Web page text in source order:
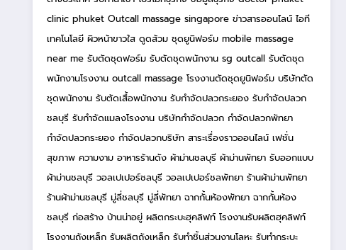
clinic phuket Outcall massage singapore ข่าวสารออนไลน์ ไอที
เทคโนโลยี ผิวหน้าขาวใส ดูดส้วม ชุดยูนิฟอร์ม mobile massage
near me รับตัดชุดฟอร์ม รับตัดชุดพนักงาน sg outcall รับตัดชุด
พนักงานโรงงาน outcall massage โรงงานตัดชุดยูนิฟอร์ม บริษัทตัด
ชุดพนักงาน รับตัดเสื้อพนักงาน รับกำจัดปลวกระยอง รับกำจัดปลวก
ชลบุรี รับกำจัดแมลงโรงงาน บริษัทกำจัดปลวก กำจัดปลวกพัทยา
กำจัดปลวกระยอง กำจัดปลวกบริษัท สาระเรื่องราวออนไลน์ เฟชั่น
สุขภาพ ความงาม อาหารร้านดัง ผ้าม่านชลบุรี ผ้าม่านพัทยา รับออกแบบ
ผ้าม่านชลบุรี วอลเปเปอร์ชลบุรี วอลเปเปอร์ชลพัทยา ร้านผ้าม่านพัทยา
ร้านผ้าม่านชลบุรี มู่ลี่ชลบุรี มู่ลี่พัทยา ฉากกั้นห้องพัทยา ฉากกั้นห้อง
ชลบุรี ก่อสร้าง บ้านน่าอยู่ ผลิตกระบะฮุคลิฟท์ โรงงานรับผลิตฮุคลิฟท์
โรงงานถังเหล็ก รับผลิตถังเหล็ก รับทำชิ้นส่วนงานโลหะ รับทำกระบะ